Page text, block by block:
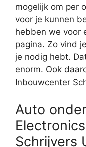
mogelijk om per
voor je kunnen
hebben we voor
pagina. Zo vind
je nodig hebt.
enorm. Ook
Inbouwcenter
Auto
Schrijvers